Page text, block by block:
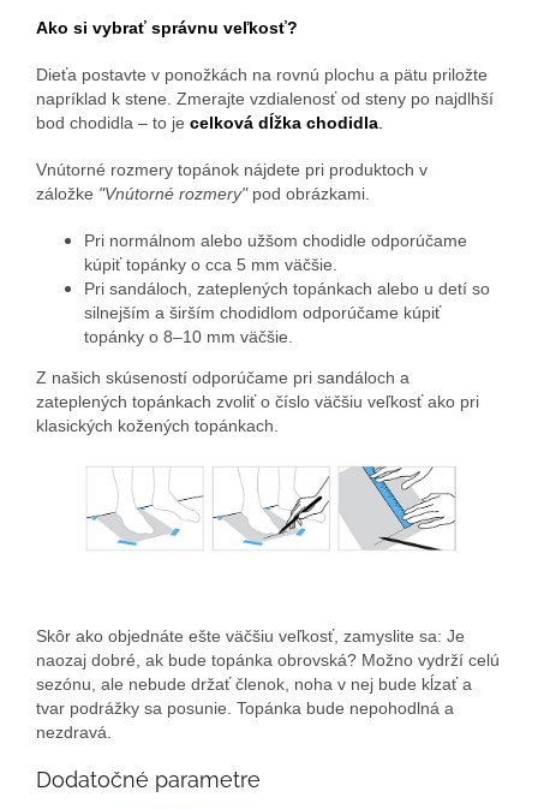
Ako si vybrať správnu veľkosť?
Dieťa postavte v ponožkách na rovnú plochu a pätu priložte
napríklad k stene. Zmerajte vzdialenosť od steny po najdlhší
bod chodidla – to je celková dĺžka chodidla
Vnútorné rozmery topánok nájdete pri produktoch v
záložke "Vnútorné rozmery"pod obrázkami.
Pri normálnom alebo užšom chodidle odporúčame
kúpiť topánky o cca 5 mm väčšie.
Pri sandáloch, zateplených topánkach alebo u detí so
silnejším a širším chodidlom odporúčame kúpiť
topánky o 8–10 mm väčšie.
Z našich skúseností odporúčame pri sandáloch a
zateplených topánkach zvoliť o číslo väčšiu veľkosť ako pri
klasických kožených topánkach.
Skôr ako objednáte ešte väčšiu veľkosť, zamyslite sa: Je
naozaj dobré, ak bude topánka obrovská? Možno vydrží celú
sezónu, ale nebude držať členok, noha v nej bude kĺzať a
tvar podrážky sa posunie. Topánka bude nepohodlná a
nezdravá.
Dodatočné parametre